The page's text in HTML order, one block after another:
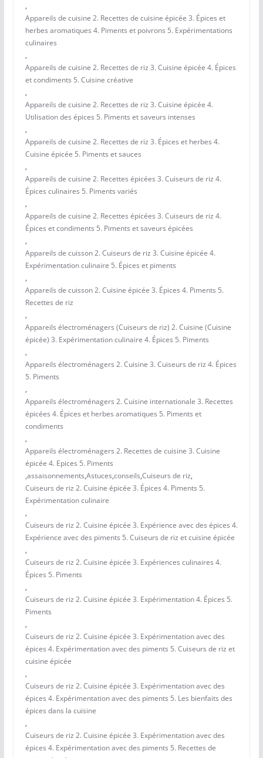
,
Appareils de cuisine 2. Recettes de cuisine épicée 3. Épices et
herbes aromatiques 4. Piments et poivrons 5. Expérimentations
culinaires
,
Appareils de cuisine 2. Recettes de riz 3. Cuisine épicée 4. Épices
et condiments 5. Cuisine créative
,
Appareils de cuisine 2. Recettes de riz 3. Cuisine épicée 4.
Utilisation des épices 5. Piments et saveurs intenses
,
Appareils de cuisine 2. Recettes de riz 3. Épices et herbes 4.
Cuisine épicée 5. Piments et sauces
,
Appareils de cuisine 2. Recettes épicées 3. Cuiseurs de riz 4.
Épices culinaires 5. Piments variés
,
Appareils de cuisine 2. Recettes épicées 3. Cuiseurs de riz 4.
Épices et condiments 5. Piments et saveurs épicées
,
Appareils de cuisson 2. Cuiseurs de riz 3. Cuisine épicée 4.
Expérimentation culinaire 5. Épices et piments
,
Appareils de cuisson 2. Cuisine épicée 3. Épices 4. Piments 5.
Recettes de riz
,
Appareils électroménagers (Cuiseurs de riz) 2. Cuisine (Cuisine
épicée) 3. Expérimentation culinaire 4. Épices 5. Piments
,
Appareils électroménagers 2. Cuisine 3. Cuiseurs de riz 4. Épices
5. Piments
,
Appareils électroménagers 2. Cuisine internationale 3. Recettes
épicées 4. Épices et herbes aromatiques 5. Piments et
condiments
,
Appareils électroménagers 2. Recettes de cuisine 3. Cuisine
épicée 4. Epices 5. Piments
,assaisonnements,Astuces,conseils,Cuiseurs de riz,
Cuiseurs de riz 2. Cuisine épicée 3. Épices 4. Piments 5.
Expérimentation culinaire
,
Cuiseurs de riz 2. Cuisine épicée 3. Expérience avec des épices 4.
Expérience avec des piments 5. Cuiseurs de riz et cuisine épicée
,
Cuiseurs de riz 2. Cuisine épicée 3. Expériences culinaires 4.
Épices 5. Piments
,
Cuiseurs de riz 2. Cuisine épicée 3. Expérimentation 4. Épices 5.
Piments
,
Cuiseurs de riz 2. Cuisine épicée 3. Expérimentation avec des
épices 4. Expérimentation avec des piments 5. Cuiseurs de riz et
cuisine épicée
,
Cuiseurs de riz 2. Cuisine épicée 3. Expérimentation avec des
épices 4. Expérimentation avec des piments 5. Les bienfaits des
épices dans la cuisine
,
Cuiseurs de riz 2. Cuisine épicée 3. Expérimentation avec des
épices 4. Expérimentation avec des piments 5. Recettes de